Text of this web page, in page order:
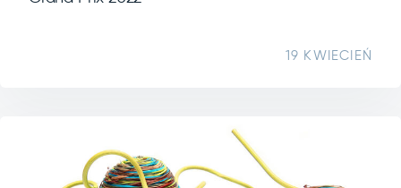
19 KWIECIEŃ